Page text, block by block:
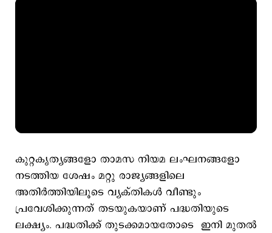
കുറ്റകൃത്യങ്ങളോ താമസ നിയമ ലംഘനങ്ങളോ
നടത്തിയ ശേഷം മറ്റു രാജ്യങ്ങളിലെ
അതിർത്തിയിലൂടെ വ്യക്തികള്‍ വീണ്ടും
പ്രവേശിക്കുന്നത് തടയുകയാണ് പദ്ധതിയുടെ
ലക്ഷ്യം. പദ്ധതിക്ക് തുടക്കമായതോടെ ഇനി മുതൽ